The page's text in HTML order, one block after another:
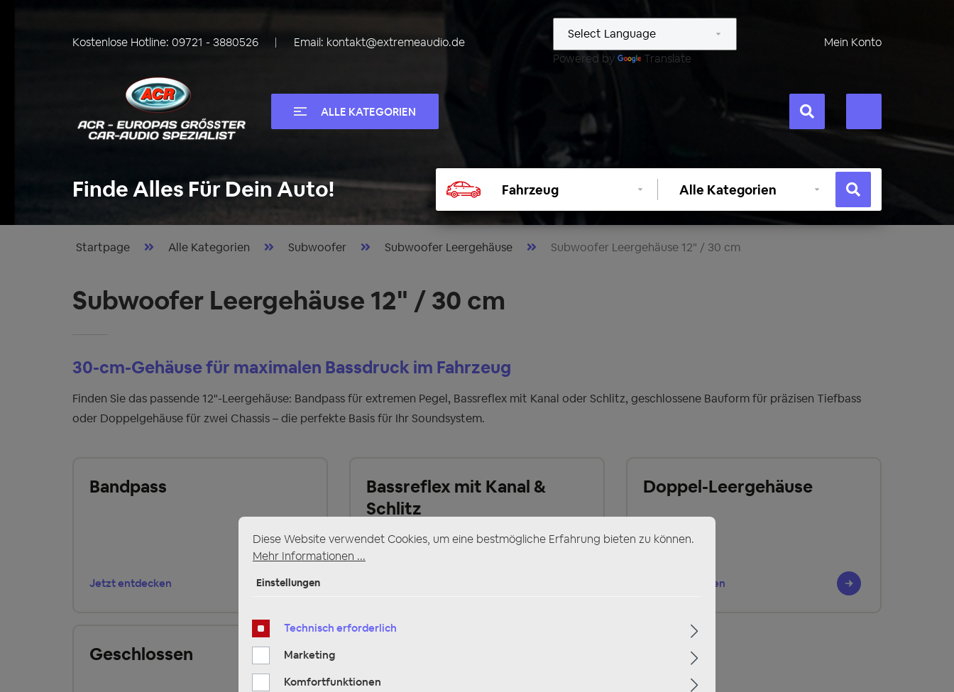
Kostenlose Hotline: 09721 - 3880526 Email: kontakt@extremeaudio.de
Powered by
Translate
Mein Konto
ALLE KATEGORIEN
Finde Alles Für Dein Auto!
auswählen
Kategorie
auswählen
Startpage Alle Kategorien Subwoofer Subwoofer Leergehäuse Subwoofer Leergehäuse 12" / 30 cm
Subwoofer Leergehäuse 12" / 30 cm
30-cm-Gehäuse für maximalen Bassdruck im Fahrzeug
Finden Sie das passende 12"-Leergehäuse: Bandpass für extremen Pegel, Bassreflex mit Kanal oder Schlitz, geschlossene Bauform für präzisen Tiefbass
oder Doppelgehäuse für zwei Chassis – die perfekte Basis für Ihr Soundsystem.
Bandpass
Jetzt entdecken
Bassreflex mit Kanal &
Schlitz
Doppel-Leergehäuse
Jetzt entdecken
Geschlossen
Diese Website verwendet Cookies, um eine bestmögliche Erfahrung bieten zu können.
Mehr Informationen ...
Einstellungen
Technisch erforderlich
Marketing
Komfortfunktionen